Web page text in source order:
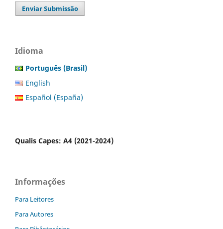
Enviar Submissão
Idioma
Português (Brasil)
English
Español (España)
Qualis Capes: A4 (2021-2024)
Informações
Para Leitores
Para Autores